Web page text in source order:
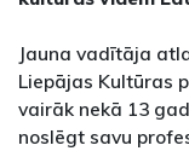
Jauna vadītāja
Liepājas Kultūras
vairāk nekā 13
noslēgt savu